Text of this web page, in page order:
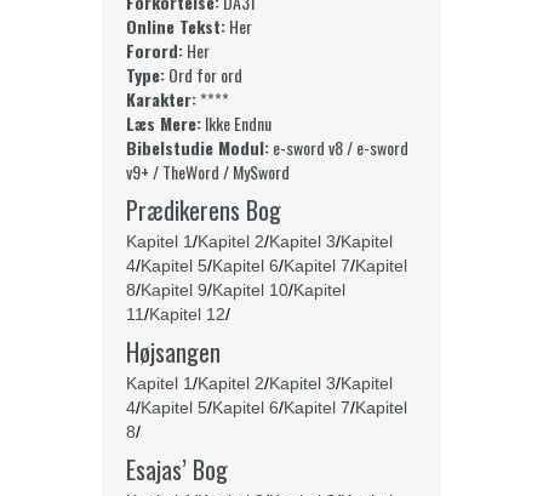
Online Tekst:Her
Forord:Her
Type:Ord for ord
Karakter:****
Læs Mere:Ikke Endnu
Bibelstudie Modul:e-sword v8 / e-sword
v9+ / TheWord / MySword
Prædikerens Bog
Kapitel 1/Kapitel 2/Kapitel 3/Kapitel
4/Kapitel 5/Kapitel 6/Kapitel 7/Kapitel
8/Kapitel 9/Kapitel 10/Kapitel
11/Kapitel 12/
Højsangen
Kapitel 1/Kapitel 2/Kapitel 3/Kapitel
4/Kapitel 5/Kapitel 6/Kapitel 7/Kapitel
8/
Esajas’ Bog